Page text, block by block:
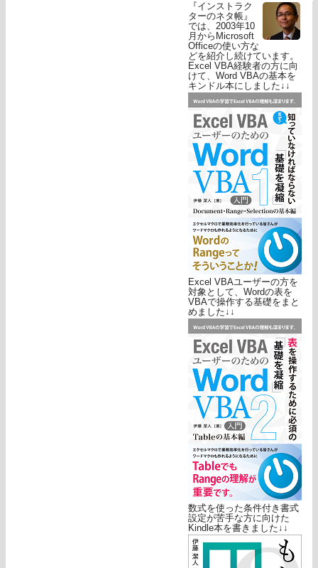
『インストラク
ターのネタ帳』
では、2003年10
月からMicrosoft
Officeの使い方な
どを紹介し続けています。
Excel VBA経験者の方に向
けて、Word VBAの基本を
キンドル本にしました↓↓
Excel VBAユーザーの方を
対象として、Wordの表を
VBAで操作する基礎をまと
めました↓↓
数式を使った条件付き書式
設定が苦手な方に向けた
Kindle本を書きました↓↓